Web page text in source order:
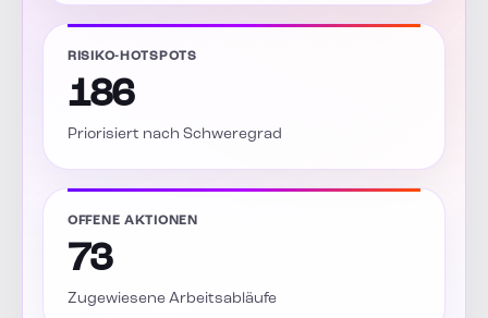
RISIKO-HOTSPOTS
186
Priorisiert nach Schweregrad
OFFENE AKTIONEN
73
Zugewiesene Arbeitsabläufe